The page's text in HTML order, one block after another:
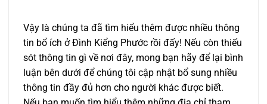
Vậy là chúng ta đã tìm hiểu thêm được nhiều thông
tin bổ ích ở Đình Kiểng Phước rồi đấy! Nếu còn thiếu
sót thông tin gì về nơi đây, mong bạn hãy để lại bình
luận bên dưới để chúng tôi cập nhật bổ sung nhiều
thông tin đầy đủ hơn cho người khác được biết.